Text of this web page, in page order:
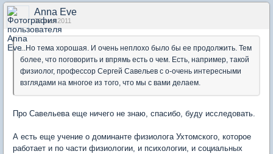
Anna Eve
30 июл 2011
...Но тема хорошая. И очень неплохо было бы ее продолжить. Тем
более, что поговорить и впрямь есть о чем. Есть, например, такой
физиолог, профессор Сергей Савельев с о-очень интересными
взглядами на многое из того, что мы с вами делаем.
Про Савельева еще ничего не знаю, спасибо, буду исследовать.
А есть еще учение о доминанте физиолога Ухтомского, которое
работает и по части физиологии, и психологии, и социальных